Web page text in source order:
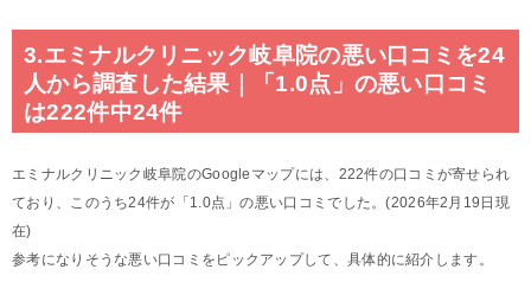
3.エミナルクリニック岐阜院の悪い口コミを24
人から調査した結果｜「1.0点」の悪い口コミ
は222件中24件
エミナルクリニック岐阜院のGoogleマップには、222件の口コミが寄せられ
ており、このうち24件が「1.0点」の悪い口コミでした。(2026年2月19日現
在)
参考になりそうな悪い口コミをピックアップして、具体的に紹介します。